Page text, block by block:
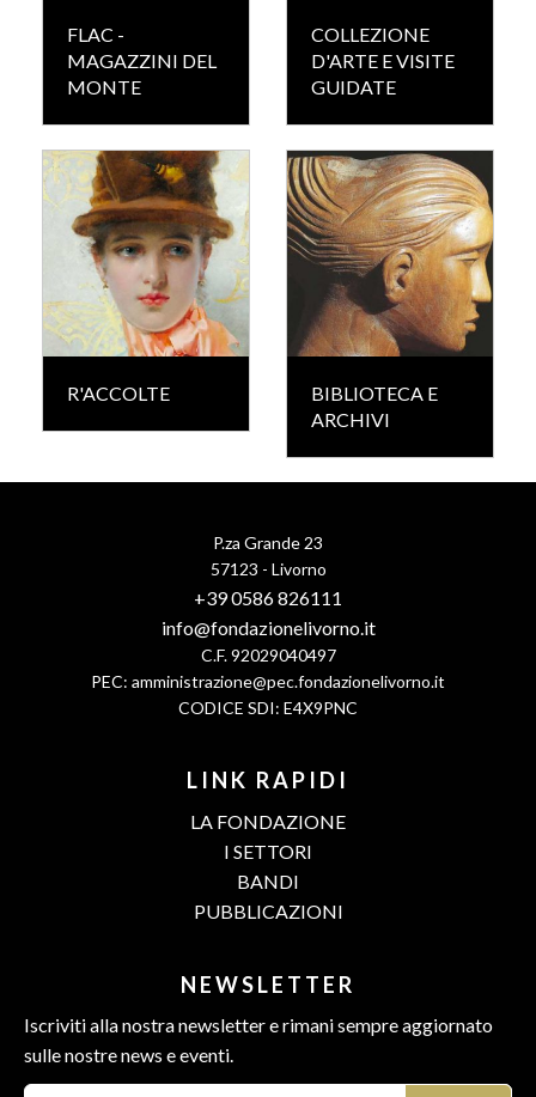
FLAC -
MAGAZZINI DEL
MONTE
COLLEZIONE
D'ARTE E VISITE
GUIDATE
R'ACCOLTE
BIBLIOTECA E
ARCHIVI
P.za Grande 23
57123 - Livorno
+39 0586 826111
info@fondazionelivorno.it
C.F. 92029040497
PEC: amministrazione@pec.fondazionelivorno.it
CODICE SDI: E4X9PNC
LINK RAPIDI
LA FONDAZIONE
I SETTORI
BANDI
PUBBLICAZIONI
NEWSLETTER
Iscriviti alla nostra newsletter e rimani sempre aggiornato
sulle nostre news e eventi.